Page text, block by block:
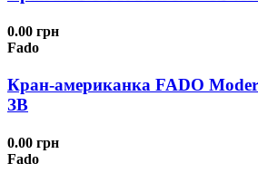
0.00 грн
Fado
Кран-американка FADO
ЗВ
0.00 грн
Fado